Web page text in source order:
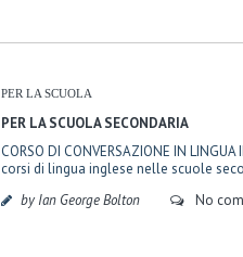
PER LA SCUOLA
PER LA SCUOLA SECONDARIA
CORSO DI CONVERSAZIONE IN
corsi di lingua inglese nelle scuole
by Ian George Bolton
No